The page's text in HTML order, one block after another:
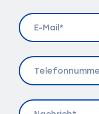
E-
Mail
Telefonnummer
Nachricht